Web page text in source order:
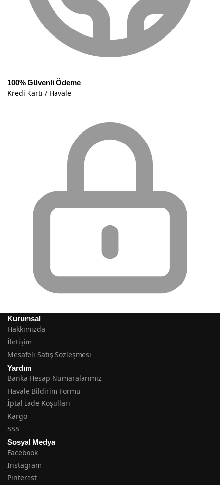
100% Güvenli Ödeme
Kredi Kartı / Havale
Kurumsal
Hakkımızda
İletişim
Mesafeli Satış Sözleşmesi
Yardım
Banka Hesap Numaralarımız
Havale Bildirim Formu
İptal İade Koşulları
Kargo
SSS
Sosyal Medya
Facebook
Instagram
Pinterest